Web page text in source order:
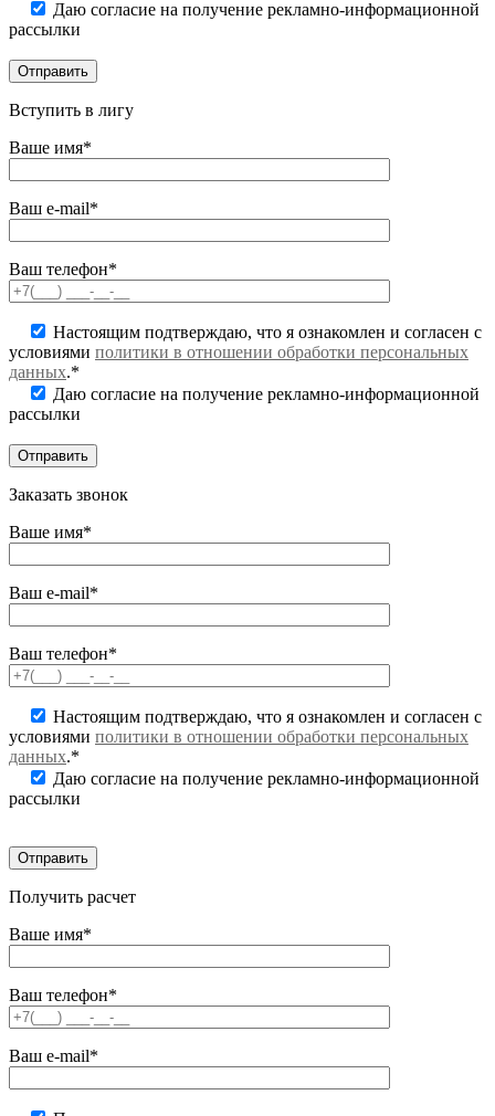
Даю согласие на получение рекламно-информационной
рассылки
Вступить в лигу
Ваше имя*
Ваш e-mail*
Ваш телефон*
Настоящим подтверждаю, что я ознакомлен и согласен с
условиями политики в отношении обработки персональных
данных.*
Даю согласие на получение рекламно-информационной
рассылки
Заказать звонок
Ваше имя*
Ваш e-mail*
Ваш телефон*
Настоящим подтверждаю, что я ознакомлен и согласен с
условиями политики в отношении обработки персональных
данных.*
Даю согласие на получение рекламно-информационной
рассылки
Получить расчет
Ваше имя*
Ваш телефон*
Ваш e-mail*